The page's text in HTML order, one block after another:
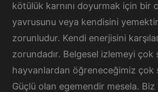
kötülük karnını doyurmak için bir
yavrusunu veya kendisini
zorunludur. Kendi enerjisini
zorundadır. Belgesel izlemeyi çok
hayvanlardan öğreneceğimiz çok
Güçlü olan egemendir mesela. Biz